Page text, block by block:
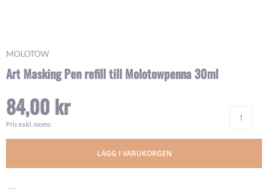
MOLOTOW
Art Masking Pen refill till Molotowpenna 30ml
84,00 kr
Pris exkl. moms
LÄGG I VARUKORGEN
Skip
the
of
the
images